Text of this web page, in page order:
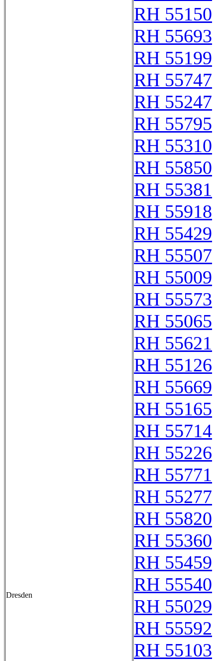
Dresden
RH 55150
RH 55693
RH 55199
RH 55747
RH 55247
RH 55795
RH 55310
RH 55850
RH 55381
RH 55918
RH 55429
RH 55507
RH 55009
RH 55573
RH 55065
RH 55621
RH 55126
RH 55669
RH 55165
RH 55714
RH 55226
RH 55771
RH 55277
RH 55820
RH 55360
RH 55459
RH 55540
RH 55029
RH 55592
RH 55103